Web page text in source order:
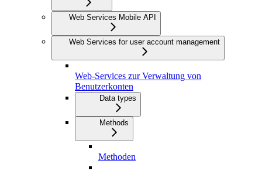
Web Services Mobile API
Web Services for user account management
Web-Services zur Verwaltung von
Benutzerkonten
Data types
Methods
Methoden